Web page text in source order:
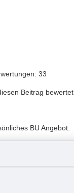
33
Beitrag
BU Angebot.